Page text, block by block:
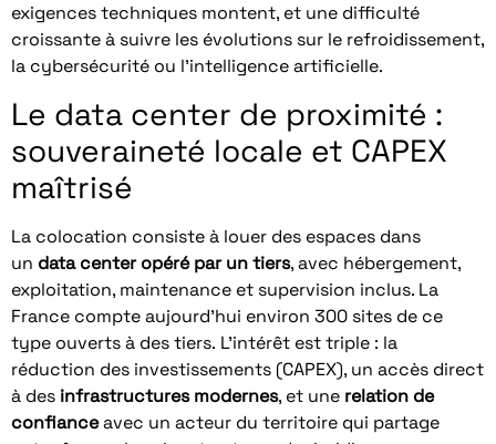
exigences techniques montent, et une difficulté
croissante à suivre les évolutions sur le refroidissement,
la cybersécurité ou l’intelligence artificielle.
Le data center de proximité :
souveraineté locale et CAPEX
maîtrisé
La colocation consiste à louer des espaces dans
un data center opéré par un tiers, avec hébergement,
exploitation, maintenance et supervision inclus. La
France compte aujourd’hui environ 300 sites de ce
type ouverts à des tiers. L’intérêt est triple : la
réduction des investissements (CAPEX), un accès direct
à des infrastructures modernes, et une relation de
confianceavec un acteur du territoire qui partage